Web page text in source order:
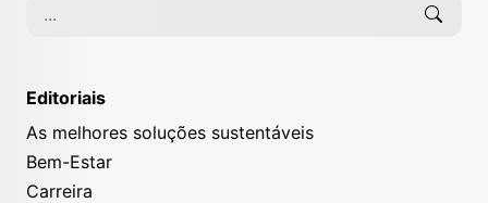
Editoriais
As melhores soluções sustentáveis
Bem-Estar
Carreira